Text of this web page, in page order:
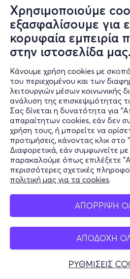
Χρησιμοποιούμε
εξασφαλίσουμε για
κορυφαία εμπειρία
στην ιστοσελίδα μας.
Κάνουμε χρήση cookies με
του περιεχομένου και των
λειτουργιών μέσων κοινωνικής
ανάλυση της επισκεψιμότητας
Σας δίνεται η δυνατότητα για
απαραίτητων cookies, εάν δεν
χρήση τους, ή μπορείτε να
προτιμήσεις, κάνοντας κλικ στο
Διαφορετικά, εάν συμφωνείτε
παρακαλούμε όπως επιλέξετε
περισσότερες σχετικές
πολιτική μας για τα cookies.
ΑΠΟΡΡΙΨΗ
ΑΠΟΔΟΧΗ
ΡΥΘΜΙΣΕΙΣ